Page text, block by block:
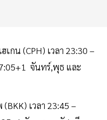
เกน (CPH) เวลา 23:30 –
จันทร์,พุธ และ
เวลา 23:45 –